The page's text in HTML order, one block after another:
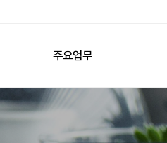
주요업무